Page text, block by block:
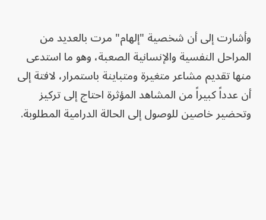
وأشارت إلى أن شخصية "إلهام" مرت بالعديد من
المراحل النفسية والإنسانية الصعبة، وهو ما استدعى
منها تقديم مشاعر متغيرة ومتباينة باستمرار، لافتة إلى
أن عدداً كبيراً من المشاهد المؤثرة احتاج إلى تركيز
وتحضير خاصين للوصول إلى الحالة الدرامية المطلوبة.